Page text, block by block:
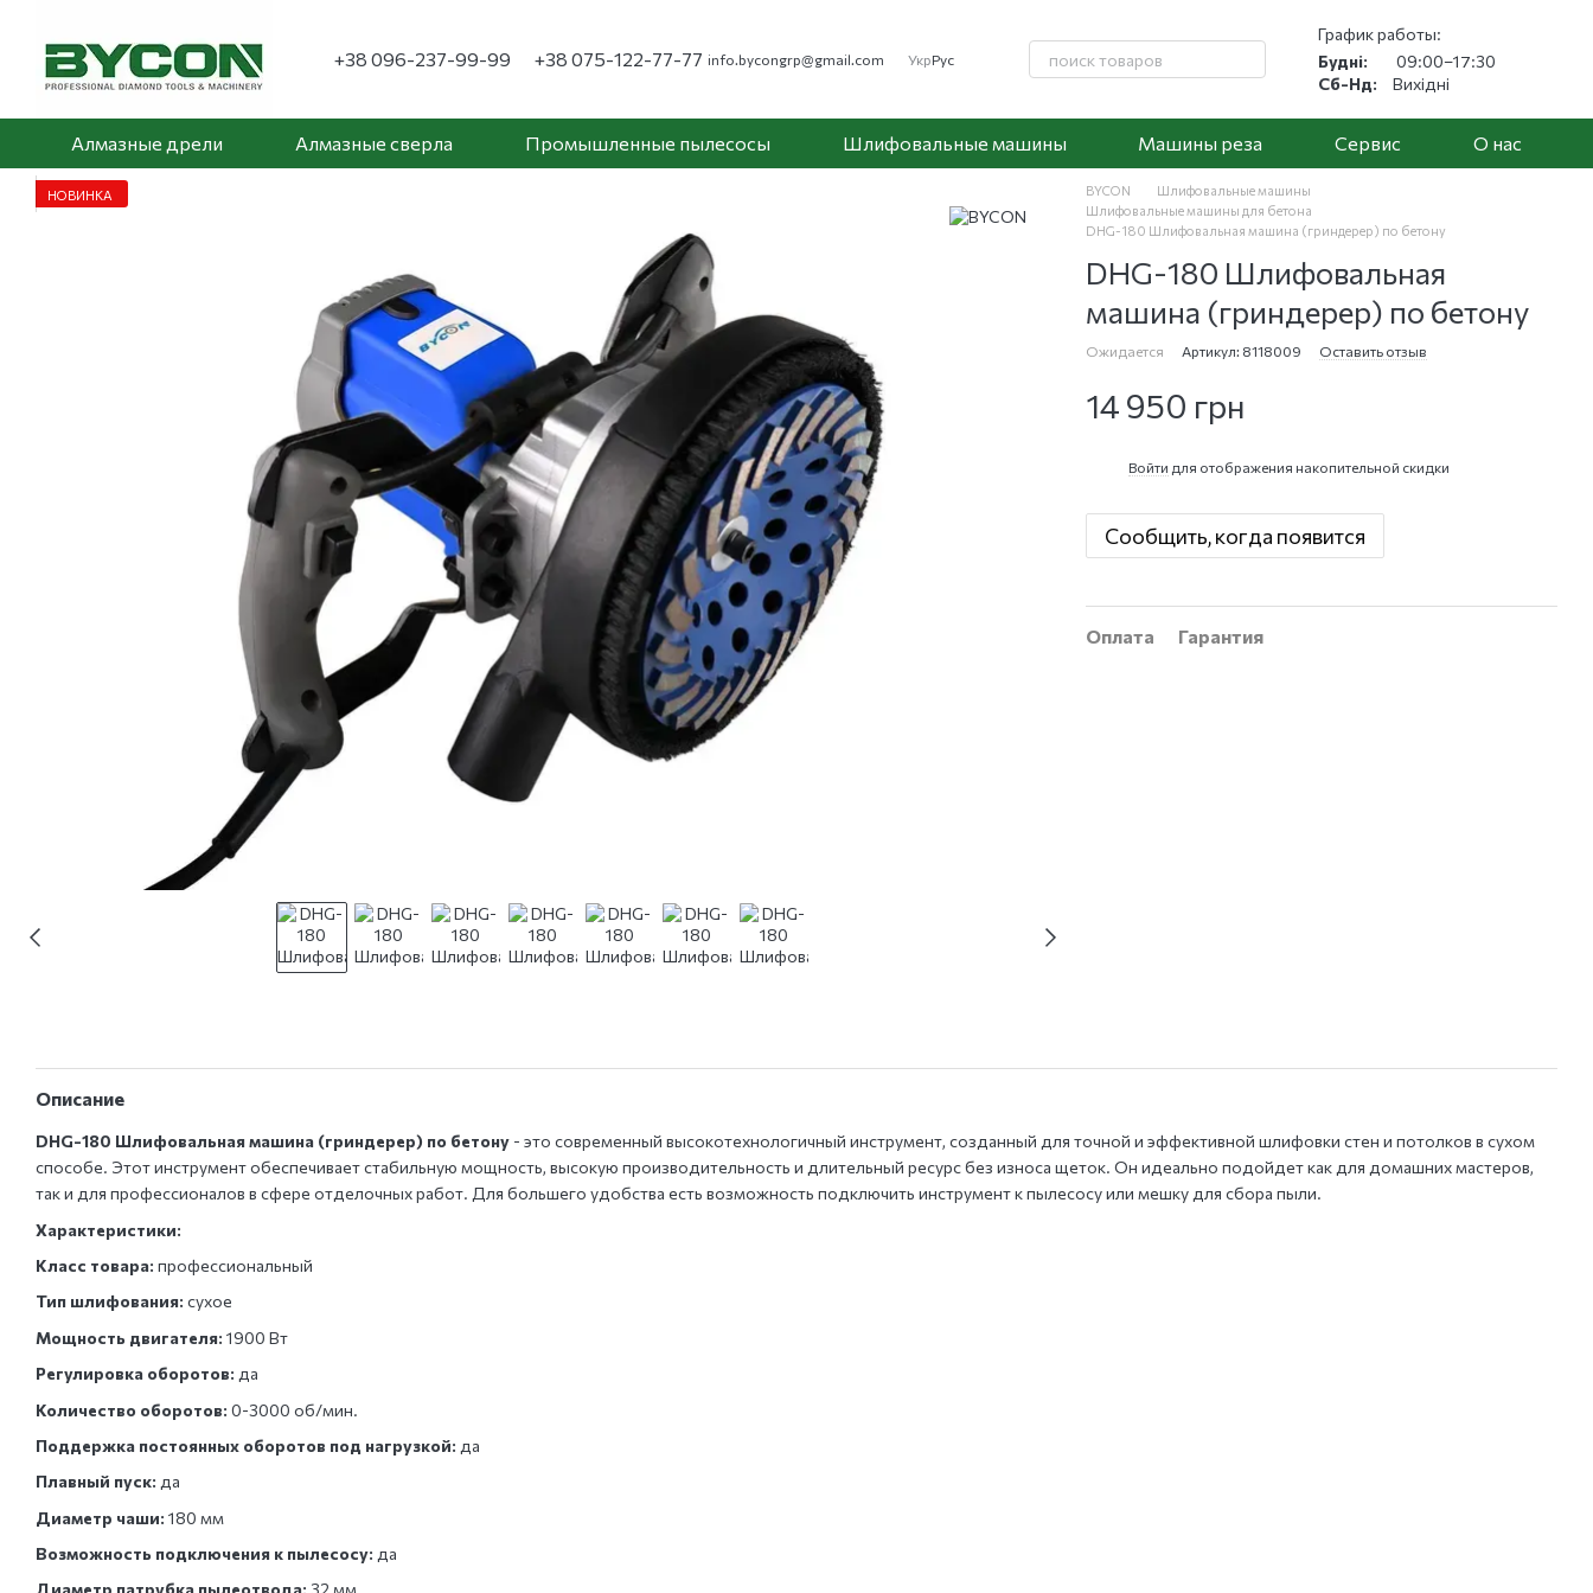
+38 096-237-99-99 +38 075-122-77-77 info.bycongrp@gmail.com УкрРус
График работы:
Будні:
09:00–17:30
Сб-Нд:
Вихідні
Алмазные дрели Алмазные сверла Промышленные пылесосы Шлифовальные машины Машины реза Cервис О нас
BYCON
Шлифовальные машины
Шлифовальные машины для бетона
DHG-180 Шлифовальная машина (гриндерер) по бетону
DHG-180 Шлифовальная
машина (гриндерер) по бетону
Ожидается Артикул: 8118009 Оставить отзыв
14 950 грн
Войти для отображения накопительной скидки
Сообщить, когда появится
Оплата Гарантия
НОВИНКА
Описание
DHG-180 Шлифовальная машина (гриндерер) по бетону - это современный высокотехнологичный инструмент, созданный для точной и эффективной шлифовки стен и потолков в сухом
способе. Этот инструмент обеспечивает стабильную мощность, высокую производительность и длительный ресурс без износа щеток. Он идеально подойдет как для домашних мастеров,
так и для профессионалов в сфере отделочных работ. Для большего удобства есть возможность подключить инструмент к пылесосу или мешку для сбора пыли.
Характеристики:
Класс товара: профессиональный
Тип шлифования: сухое
Мощность двигателя: 1900 Вт
Регулировка оборотов: да
Количество оборотов: 0-3000 об/мин.
Поддержка постоянных оборотов под нагрузкой: да
Плавный пуск: да
Диаметр чаши: 180 мм
Возможность подключения к пылесосу: да